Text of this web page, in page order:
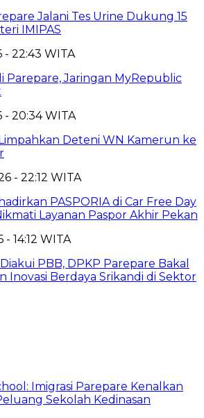
Jalani Tes Urine Dukung 15
IMIPAS
- 22:43 WITA
Parepare, Jaringan MyRepublic
- 20:34 WITA
Deteni WN Kamerun ke
- 22:12 WITA
PASPORIA di Car Free Day
Layanan Paspor Akhir Pekan
14:12 WITA
PBB, DPKP Parepare Bakal
Inovasi Berdaya Srikandi di Sektor
Imigrasi Parepare Kenalkan
Sekolah Kedinasan